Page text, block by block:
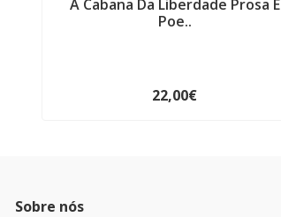
A Cabana Da Liberdade Prosa E
Poe..
22,00€
Sobre nós